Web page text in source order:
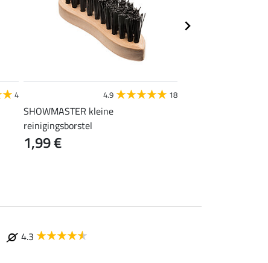
4 4.9 18
SHOWMASTER kleine
reinigingsborstel
1,99 €
4.3